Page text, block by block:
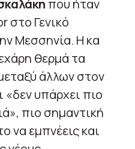
που ήταν
στο Γενικό
Μεσσηνία. Η κα
θερμά τα
άλλων στον
«δεν υπάρχει πιο
πιο σημαντική
να εμπνέεις και